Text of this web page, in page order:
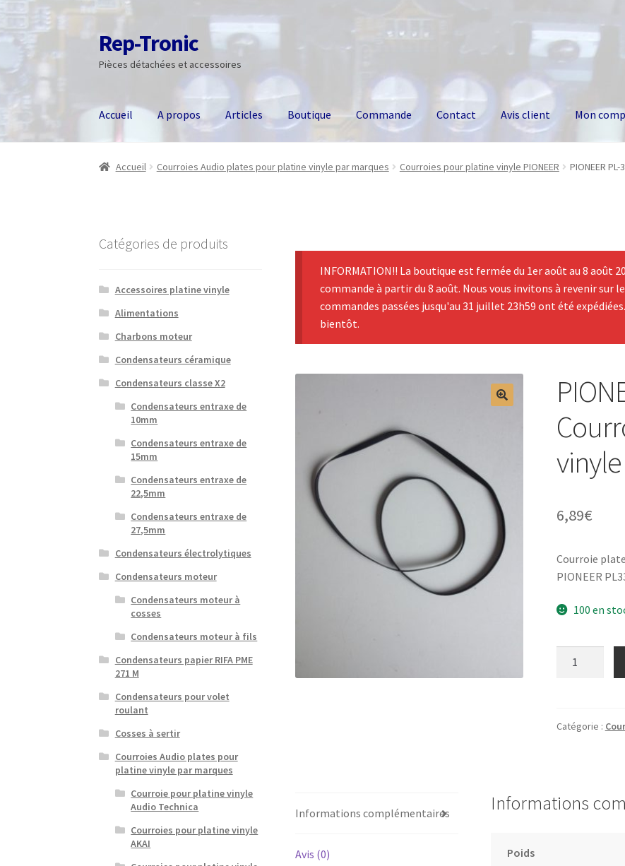
Aller
à
la
Aller
au
contenu
Rep-Tronic
Pièces détachées et accessoires
Accueil A propos Articles Boutique Commande Contact Avis client Mon
Accueil Courroies Audio plates pour platine vinyle par marques Courroies pour platine vinyle PIONEER PIONEER
INFORMATION!! La boutique est fermée du 1er août au 8 août
commande à partir du 8 août. Nous vous invitons à revenir sur
commandes passées jusqu'au 31 juillet 23h59 ont été
bientôt.
6,89€
Courroie
PIONEER
100 en
330
platine
vinyle
Catégorie :
Informations complémentaires
Avis (0)
Informations
Poids
Catégories de produits
Accessoires platine vinyle
Alimentations
Charbons moteur
Condensateurs céramique
Condensateurs classe X2
Condensateurs entraxe de
10mm
Condensateurs entraxe de
15mm
Condensateurs entraxe de
22,5mm
Condensateurs entraxe de
27,5mm
Condensateurs électrolytiques
Condensateurs moteur
Condensateurs moteur à
cosses
Condensateurs moteur à fils
Condensateurs papier RIFA PME
271 M
Condensateurs pour volet
roulant
Cosses à sertir
Courroies Audio plates pour
platine vinyle par marques
Courroie pour platine vinyle
Audio Technica
Courroies pour platine vinyle
AKAI